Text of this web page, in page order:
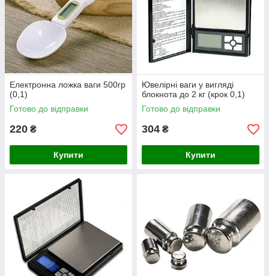
Електронна ложка ваги 500гр
(0,1)
Готово до відправки
220 ₴
Купити
Ювелірні ваги у вигляді
блокнота до 2 кг (крок 0,1)
Готово до відправки
304 ₴
Купити